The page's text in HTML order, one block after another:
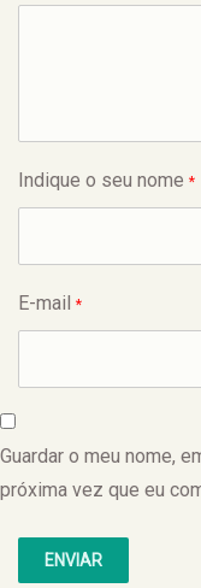
Indique o seu nome *
E-mail *
Guardar o meu nome,
próxima vez que eu